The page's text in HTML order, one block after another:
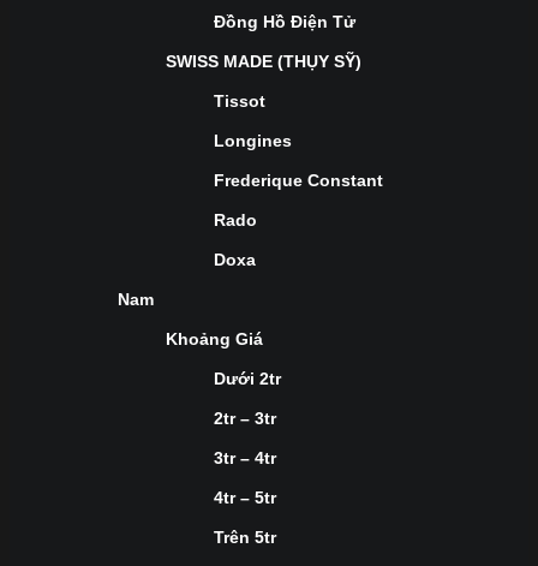
Đồng Hồ Điện Tử
SWISS MADE (THỤY SỸ)
Tissot
Longines
Frederique Constant
Rado
Doxa
Nam
Khoảng Giá
Dưới 2tr
2tr – 3tr
3tr – 4tr
4tr – 5tr
Trên 5tr